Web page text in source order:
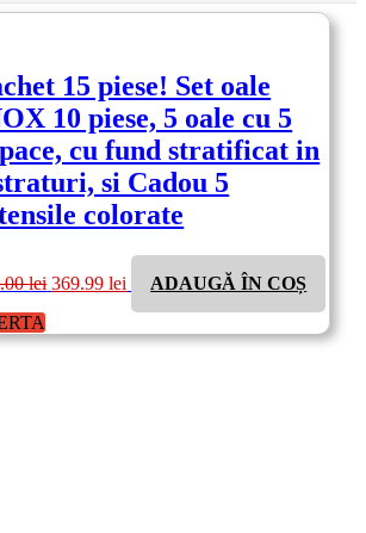
15 piese! Set oale
10 piese, 5 oale cu 5
cu fund stratificat in
si Cadou 5
colorate
lei inițial
369.99lei
Prețul
curent
este:
ADAUGĂ ÎN COȘ